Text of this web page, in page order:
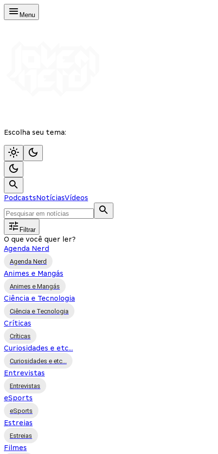
Menu
Escolha seu tema:
PodcastsNotíciasVídeos
Filtrar
O que você quer ler?
Agenda Nerd
Agenda Nerd
Animes e Mangás
Animes e Mangás
Ciência e Tecnologia
Ciência e Tecnologia
Críticas
Críticas
Curiosidades e etc...
Curiosidades e etc...
Entrevistas
Entrevistas
eSports
eSports
Estreias
Estreias
Filmes